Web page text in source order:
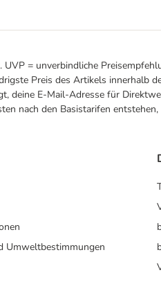
UVP = unverbindliche
Preis des Artikels innerhalb
deine E-Mail-Adresse für
nach den Basistarifen
Umweltbestimmungen